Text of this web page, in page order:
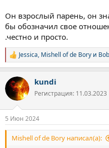
Он взрослый парень, он
бы обозначил свое
.честно и просто.
Р
е
к
ц
и
Jessica, Mishell of de Bory и
kundi
Регистрация: 11.03.2023
5 Июн 2024
Mishell of de Bory написал(а):